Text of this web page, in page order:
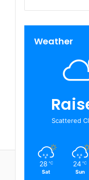
Weather
Scattered
28 ℃
Sat
24 ℃
Sun